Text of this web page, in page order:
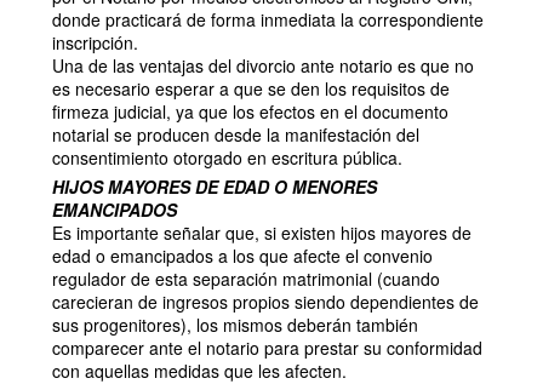
donde practicará de forma inmediata la correspondiente
inscripción.
Una de las ventajas del divorcio ante notario es que no
es necesario esperar a que se den los requisitos de
firmeza judicial, ya que los efectos en el documento
notarial se producen desde la manifestación del
consentimiento otorgado en escritura pública.
HIJOS MAYORES DE EDAD O MENORES
EMANCIPADOS
Es importante señalar que, si existen hijos mayores de
edad o emancipados a los que afecte el convenio
regulador de esta separación matrimonial (cuando
carecieran de ingresos propios siendo dependientes de
sus progenitores), los mismos deberán también
comparecer ante el notario para prestar su conformidad
con aquellas medidas que les afecten.